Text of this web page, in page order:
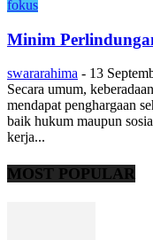
fokus
Minim
swararahima - 13
Secara umum,
mendapat penghargaan
baik hukum maupun
kerja...
MOST POPULAR